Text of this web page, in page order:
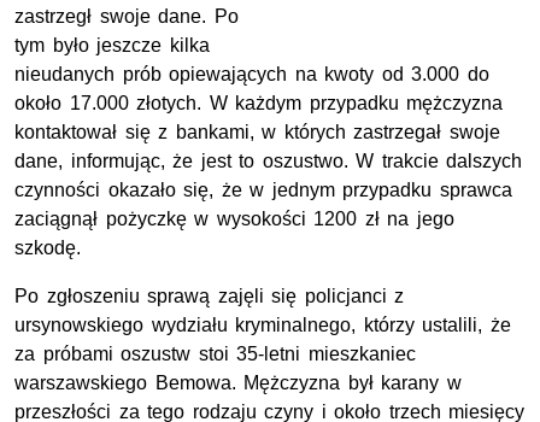
zastrzegł swoje dane. Po
tym było jeszcze kilka
nieudanych prób opiewających na kwoty od 3.000 do
około 17.000 złotych. W każdym przypadku mężczyzna
kontaktował się z bankami, w których zastrzegał swoje
dane, informując, że jest to oszustwo. W trakcie dalszych
czynności okazało się, że w jednym przypadku sprawca
zaciągnął pożyczkę w wysokości 1200 zł na jego
szkodę.
Po zgłoszeniu sprawą zajęli się policjanci z
ursynowskiego wydziału kryminalnego, którzy ustalili, że
za próbami oszustw stoi 35-letni mieszkaniec
warszawskiego Bemowa. Mężczyzna był karany w
przeszłości za tego rodzaju czyny i około trzech miesięcy